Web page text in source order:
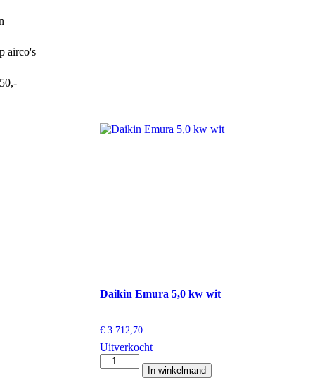
airco's
Daikin Emura 5,0 kw wit
€3.712,70
Uitverkocht
Daikin
Emura
In winkelmand